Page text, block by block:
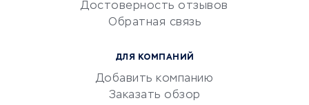
документооборот
Юридические компании
Бухгалтерия онлайн
Достоверность отзывов
Обратная связь
ДЛЯ КОМПАНИЙ
Добавить компанию
Заказать обзор